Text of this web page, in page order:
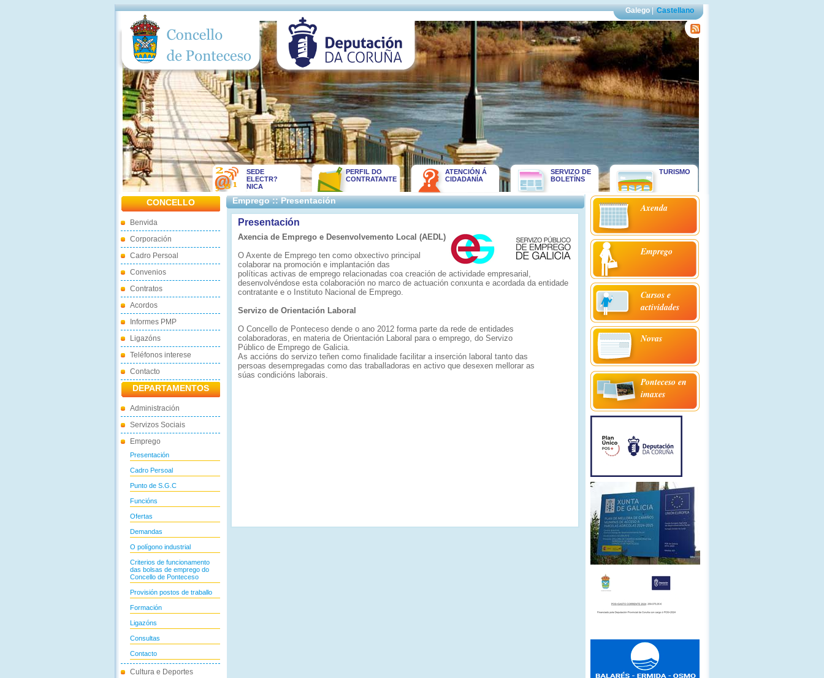
Galego| Castellano
SEDE
ELECTR?
NICA
PERFIL DO
CONTRATANTE
ATENCIÓN Á
CIDADANÍA
SERVIZO DE
BOLETÍNS
TURISMO
CONCELLO
Benvida
Corporación
Cadro Persoal
Convenios
Contratos
Acordos
Informes PMP
Ligazóns
Teléfonos interese
Contacto
DEPARTAMENTOS
Administración
Servizos Sociais
Emprego
Presentación
Cadro Persoal
Punto de S.G.C
Funcións
Ofertas
Demandas
O polígono industrial
Criterios de funcionamento
das bolsas de emprego do
Concello de Ponteceso
Provisión postos de traballo
Formación
Ligazóns
Consultas
Contacto
Cultura e Deportes
Emprego :: Presentación
Presentación
Axencia de Emprego e Desenvolvemento Local (AEDL)
O Axente de Emprego ten como obxectivo principal
colaborar na promoción e implantación das
políticas activas de emprego relacionadas coa creación de actividade empresarial,
desenvolvéndose esta colaboración no marco de actuación conxunta e acordada da entidade
contratante e o Instituto Nacional de Emprego.
Servizo de Orientación Laboral
O Concello de Ponteceso dende o ano 2012 forma parte da rede de entidades
colaboradoras, en materia de Orientación Laboral para o emprego, do Servizo
Público de Emprego de Galicia.
As accións do servizo teñen como finalidade facilitar a inserción laboral tanto das
persoas desempregadas como das traballadoras en activo que desexen mellorar as
súas condicións laborais.
Axenda
Emprego
Cursos e
actividades
Novas
Ponteceso en
imaxes